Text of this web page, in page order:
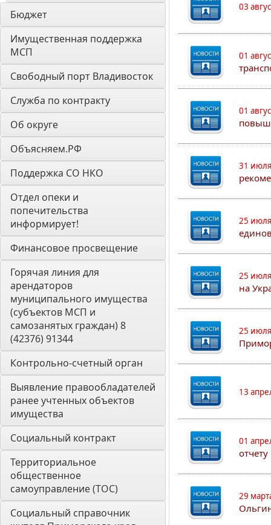
Бюджет
Имущественная поддержка
МСП
Свободный порт Владивосток
Служба по контракту
Об округе
Объясняем.РФ
Поддержка СО НКО
Отдел опеки и
попечительства
информирует!
Финансовое просвещение
Горячая линия для
арендаторов
муниципального имущества
(субъектов МСП и
самозанятых граждан) 8
(42376) 91344
Контрольно-счетный орган
Выявление правообладателей
ранее учтенных объектов
имущества
Социальный контракт
Территориальное
общественное
самоуправление (ТОС)
Социальный справочник
03
01
01
31
25
25
на
25
13
01
29